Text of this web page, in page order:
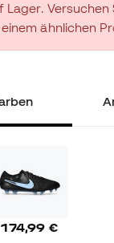
Lager. Versuchen
ähnlichen
174,99 €